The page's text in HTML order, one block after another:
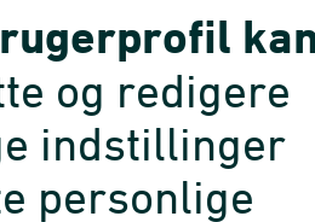
og redigere
indstillinger
personlige